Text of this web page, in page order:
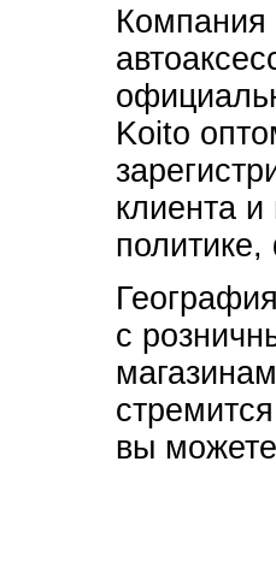
Компания
Koito
клиента
с
вы